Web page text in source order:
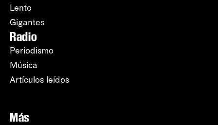
Lento
Gigantes
Radio
Periodismo
Música
Artículos leídos
Más